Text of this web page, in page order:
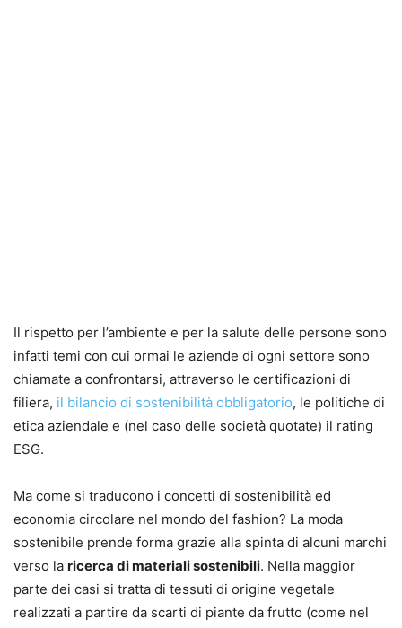
Il rispetto per l’ambiente e per la salute delle persone sono
infatti temi con cui ormai le aziende di ogni settore sono
chiamate a confrontarsi, attraverso le certificazioni di
filiera, il bilancio di sostenibilità obbligatorio, le politiche di
etica aziendale e (nel caso delle società quotate) il rating
ESG.
Ma come si traducono i concetti di sostenibilità ed
economia circolare nel mondo del fashion? La moda
sostenibile prende forma grazie alla spinta di alcuni marchi
verso la ricerca di materiali sostenibili. Nella maggior
parte dei casi si tratta di tessuti di origine vegetale
realizzati a partire da scarti di piante da frutto (come nel